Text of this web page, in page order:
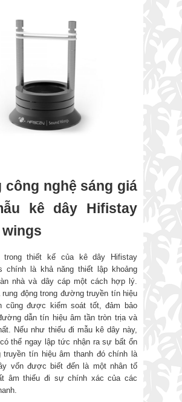
công nghệ sáng giá
kê dây Hifistay
trong thiết kế của kê dây Hifistay
chính là khả năng thiết lập khoảng
nhà và dây cáp một cách hợp lý.
rung động trong đường truyền tín hiệu
cũng được kiểm soát tốt, đảm bảo
dẫn tín hiệu âm tần tròn trịa và
Nếu như thiếu đi mẫu kê dây này,
thể ngay lập tức nhận ra sự bất ổn
truyền tín hiệu âm thanh đó chính là
vốn được biết đến là một nhân tố
âm thiếu đi sự chính xác của các